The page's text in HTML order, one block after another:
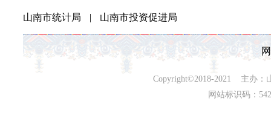
山南市统计局 | 山南市投资促进局
Copyright©2018-2021 主办：
网站标识码：